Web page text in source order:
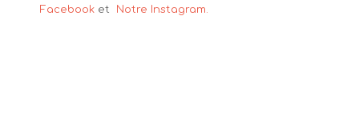
Facebooket Notre Instagram.